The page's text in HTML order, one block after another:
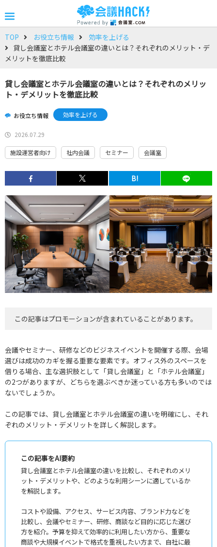
TOP お役立ち情報
効率を上げる
貸し会議室とホテル会議室の違いとは？それぞれのメリット・デ
メリットを徹底比較
貸し会議室とホテル会議室の違いとは？それぞれのメリッ
ト・デメリットを徹底比較
お役立ち情報 効率を上げる
2026.07.29
施設運営者向け 社内会議 セミナー 会議室
B!
この記事はプロモーションが含まれていることがあります。
会議やセミナー、研修などのビジネスイベントを開催する際、会場
選びは成功のカギを握る重要な要素です。オフィス外のスペースを
借りる場合、主な選択肢として「貸し会議室」と「ホテル会議室」
の2つがありますが、どちらを選ぶべきか迷っている方も多いのでは
ないでしょうか。
この記事では、貸し会議室とホテル会議室の違いを明確にし、それ
ぞれのメリット・デメリットを詳しく解説します。
この記事をAI要約
貸し会議室とホテル会議室の違いを比較し、それぞれのメリ
ット・デメリットや、どのような利用シーンに適しているか
を解説します。
コストや設備、アクセス、サービス内容、ブランド力などを
比較し、会議やセミナー、研修、商談など目的に応じた選び
方を紹介。予算を抑えて効率的に利用したい方から、重要な
商談や大規模イベントで格式を重視したい方まで、自社に最